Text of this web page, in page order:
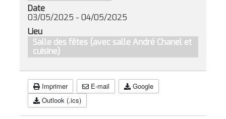
Date
03/05/2025 - 04/05/2025
Lieu
Salle des fêtes (avec salle André Chanel et
cuisine)
Imprimer E-mail
Google
Outlook (.ics)